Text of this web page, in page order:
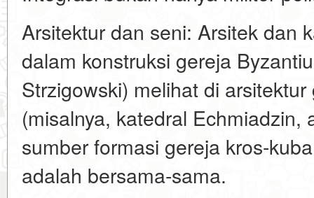
Arsitektur dan seni: Arsitek dan
dalam konstruksi gereja
Strzigowski) melihat di
(misalnya, katedral Echmiadzin,
sumber formasi gereja kros-
adalah bersama-sama.